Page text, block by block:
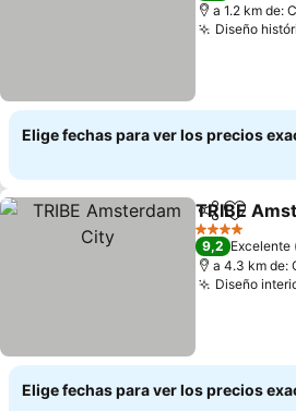
a 1.2 km de:
Diseño
Elige fechas para ver los precios
Compartir
TRIBE
4 Estrellas
9,2 Excelente
a 4.3 km de:
Diseño
Elige fechas para ver los precios